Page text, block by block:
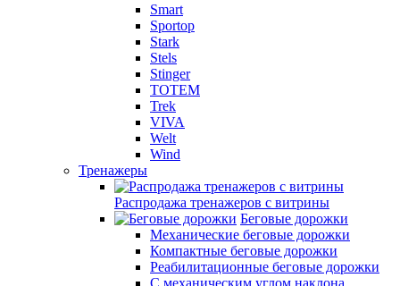
Smart
Sportop
Stark
Stels
Stinger
TOTEM
Trek
VIVA
Welt
Wind
Тренажеры
Распродажа тренажеров с витрины
Беговые дорожки
Механические беговые дорожки
Компактные беговые дорожки
Реабилитационные беговые дорожки
С механическим углом наклона